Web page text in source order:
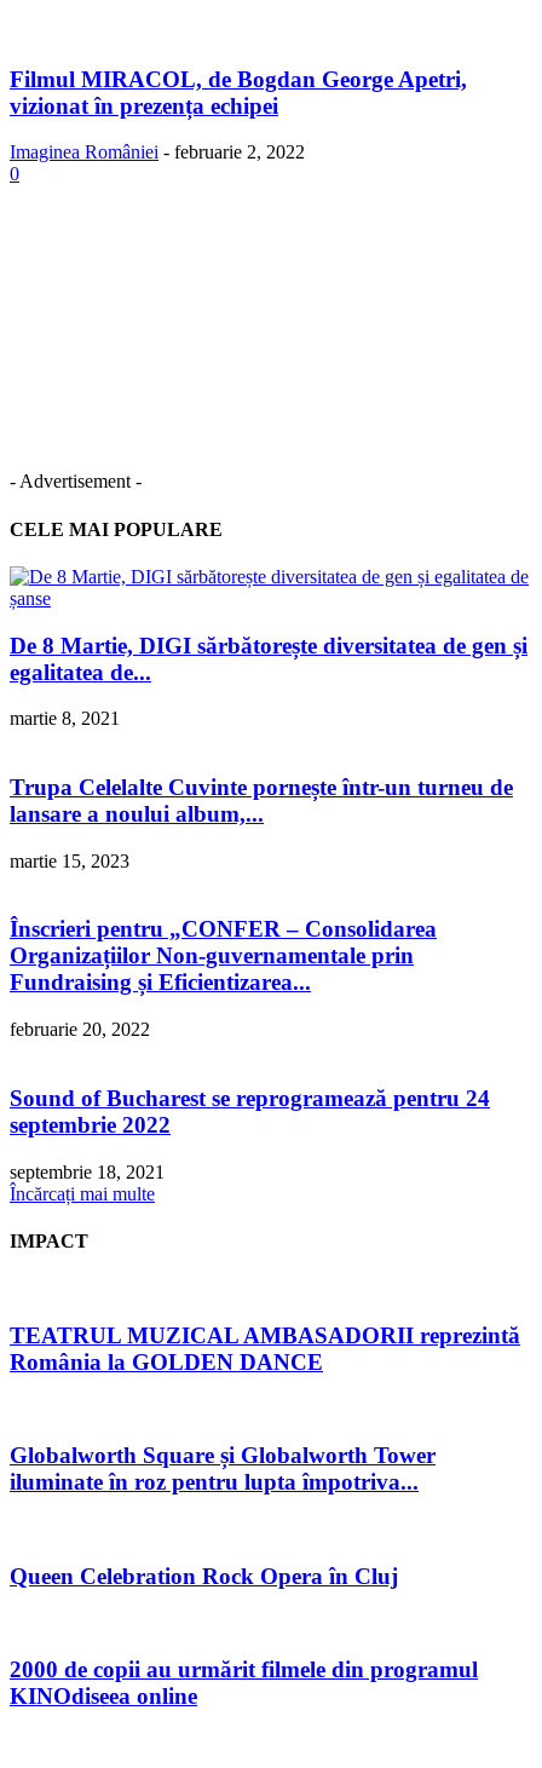
Filmul MIRACOL, de Bogdan George Apetri,
vizionat în prezența echipei
Imaginea României - februarie 2, 2022
0
- Advertisement -
CELE MAI POPULARE
De 8 Martie, DIGI sărbătorește diversitatea de gen și
egalitatea de...
martie 8, 2021
Trupa Celelalte Cuvinte pornește într-un turneu de
lansare a noului album,...
martie 15, 2023
Înscrieri pentru „CONFER – Consolidarea
Organizațiilor Non-guvernamentale prin
Fundraising și Eficientizarea...
februarie 20, 2022
Sound of Bucharest se reprogramează pentru 24
septembrie 2022
septembrie 18, 2021
Încărcați mai multe
IMPACT
TEATRUL MUZICAL AMBASADORII reprezintă
România la GOLDEN DANCE
Globalworth Square și Globalworth Tower
iluminate în roz pentru lupta împotriva...
Queen Celebration Rock Opera în Cluj
2000 de copii au urmărit filmele din programul
KINOdiseea online